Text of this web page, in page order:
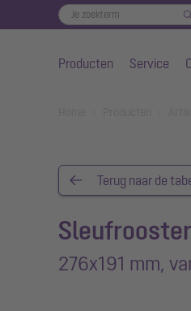
Producten Service
Terug naar de
Sleufrooster
276x191 mm,